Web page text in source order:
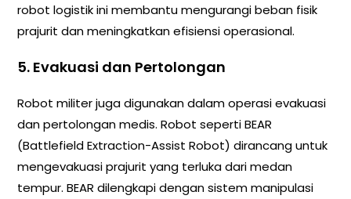
robot logistik ini membantu mengurangi beban fisik
prajurit dan meningkatkan efisiensi operasional.
5. Evakuasi dan Pertolongan
Robot militer juga digunakan dalam operasi evakuasi
dan pertolongan medis. Robot seperti BEAR
(Battlefield Extraction-Assist Robot) dirancang untuk
mengevakuasi prajurit yang terluka dari medan
tempur. BEAR dilengkapi dengan sistem manipulasi